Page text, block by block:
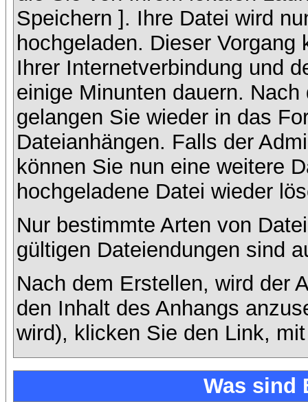
Speichern ]. Ihre Datei wird
hochgeladen. Dieser
Ihrer Internetverbindung und
einige Minunten dauern.
gelangen Sie wieder in das
Dateianhängen. Falls der
können Sie nun eine weitere
hochgeladene Datei wieder
Nur bestimmte Arten von
gültigen Dateiendungen sind
Nach dem Erstellen, wird der
den Inhalt des Anhangs
wird), klicken Sie den Link,
Was sind